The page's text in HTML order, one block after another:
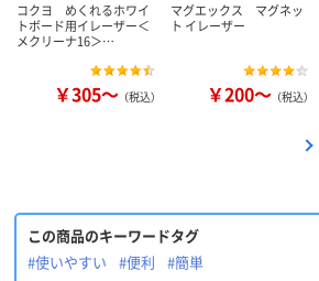
コクヨ めくれるホワイ
トボード用イレーザー＜
メクリーナ16＞…
￥305～ （税込）
マグエックス マグネッ
ト イレーザー
￥200～ （税込）
この商品のキーワードタグ
#使いやすい
#便利 #簡単